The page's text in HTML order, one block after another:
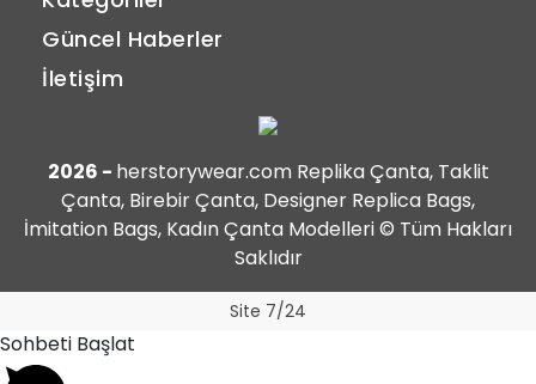
Güncel Haberler
İletişim
2026 - herstorywear.com Replika Çanta, Taklit
Çanta, Birebir Çanta, Designer Replica Bags,
İmitation Bags, Kadın Çanta Modelleri © Tüm Hakları
Saklıdır
Site 7/24
Sohbeti Başlat